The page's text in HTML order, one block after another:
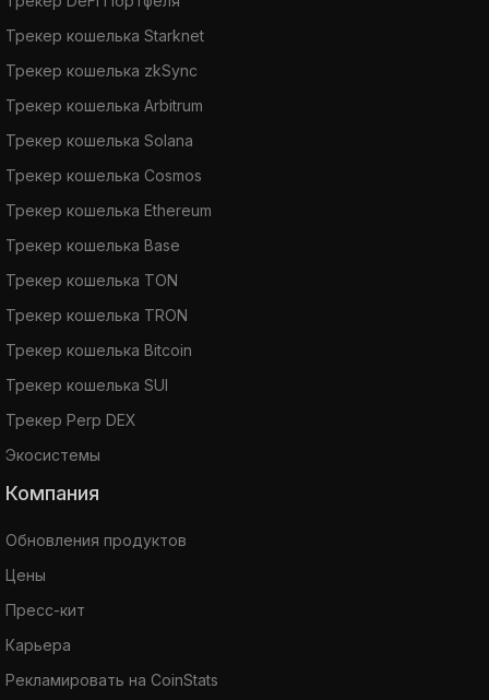
Трекер кошелька Starknet
Трекер кошелька zkSync
Трекер кошелька Arbitrum
Трекер кошелька Solana
Трекер кошелька Cosmos
Трекер кошелька Ethereum
Трекер кошелька Base
Трекер кошелька TON
Трекер кошелька TRON
Трекер кошелька Bitcoin
Трекер кошелька SUI
Трекер Perp DEX
Экосистемы
Компания
Обновления продуктов
Цены
Пресс-кит
Карьера
Рекламировать на CoinStats